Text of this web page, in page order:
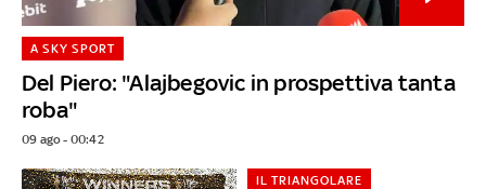
Del Piero: "Alajbegovic in prospettiva tanta
roba"
A SKY SPORT
09 ago - 00:42
IL TRIANGOLARE